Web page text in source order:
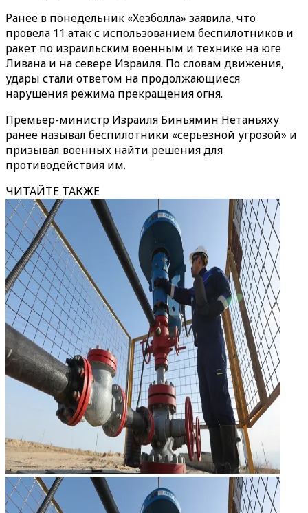
Ранее в понедельник «Хезболла» заявила, что
провела 11 атак с использованием беспилотников и
ракет по израильским военным и технике на юге
Ливана и на севере Израиля. По словам движения,
удары стали ответом на продолжающиеся
нарушения режима прекращения огня.
Премьер-министр Израиля Биньямин Нетаньяху
ранее называл беспилотники «серьезной угрозой» и
призывал военных найти решения для
противодействия им.
ЧИТАЙТЕ ТАКЖЕ